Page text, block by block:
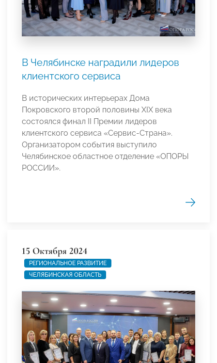
В Челябинске наградили лидеров
клиентского сервиса
В исторических интерьерах Дома
Покровского второй половины XIX века
состоялся финал II Премии лидеров
клиентского сервиса «Сервис-Страна».
Организатором события выступило
Челябинское областное отделение «ОПОРЫ
РОССИИ».
15 Октября 2024
РЕГИОНАЛЬНОЕ РАЗВИТИЕ
ЧЕЛЯБИНСКАЯ ОБЛАСТЬ